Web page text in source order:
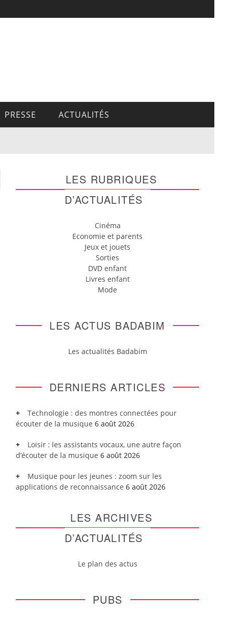
PRESSE ACTUALITÉS
LES RUBRIQUES
D’ACTUALITÉS
Cinéma
Economie et parents
Jeux et jouets
Sorties
DVD enfant
Livres enfant
Mode
LES ACTUS BADABIM
Les actualités Badabim
DERNIERS ARTICLES
Technologie : des montres connectées pour
écouter de la musique 6 août 2026
Loisir : les assistants vocaux, une autre façon
d’écouter de la musique 6 août 2026
Musique pour les jeunes : zoom sur les
applications de reconnaissance 6 août 2026
LES ARCHIVES
D’ACTUALITÉS
Le plan des actus
PUBS